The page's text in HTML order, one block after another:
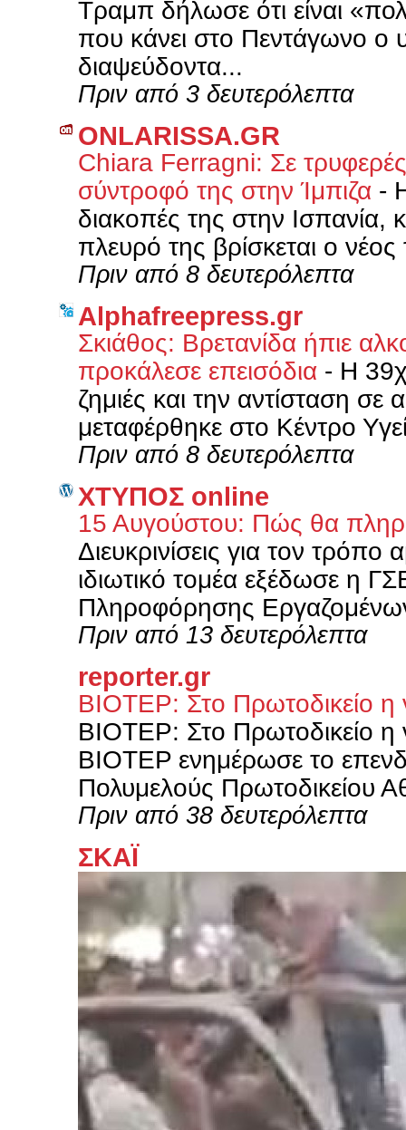
Τραμπ δήλωσε ότι είναι
που κάνει στο Πεντάγωνο ο
διαψεύδοντα...
Πριν από 3 δευτερόλεπτα
ONLARISSA.GR
Chiara Ferragni: Σε τρυφερές
σύντροφό της στην Ίμπιζα -
διακοπές της στην Ισπανία,
πλευρό της βρίσκεται ο
Πριν από 8 δευτερόλεπτα
Alphafreepress.gr
Σκιάθος: Βρετανίδα ήπιε
προκάλεσε επεισόδια - Η
ζημιές και την αντίσταση
μεταφέρθηκε στο Κέντρο
Πριν από 8 δευτερόλεπτα
XΤΥΠΟΣ online
15 Αυγούστου: Πώς θα
Διευκρινίσεις για τον
ιδιωτικό τομέα εξέδωσε η
Πληροφόρησης
Πριν από 13 δευτερόλεπτα
reporter.gr
ΒΙΟΤΕΡ: Στο Πρωτοδικείο
ΒΙΟΤΕΡ: Στο Πρωτοδικείο
ΒΙΟΤΕΡ ενημέρωσε το
Πολυμελούς Πρωτοδικείου
Πριν από 38 δευτερόλεπτα
ΣΚΑΪ